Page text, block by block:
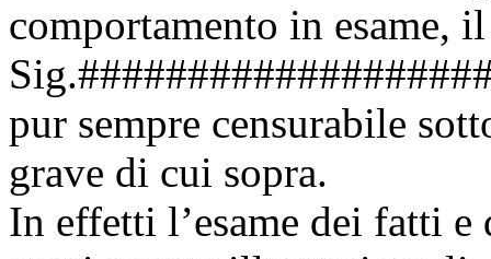
comportamento in esame,
pur sempre censurabile
grave di cui sopra.
In effetti l’esame dei fatti